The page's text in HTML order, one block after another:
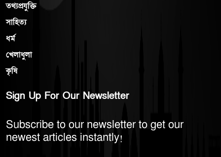
তথ্যপ্রযুক্তি
সাহিত্য
ধর্ম
খেলাধুলা
কৃষি
Sign Up For Our Newsletter
Subscribe to our newsletter to get our
newest articles instantly!